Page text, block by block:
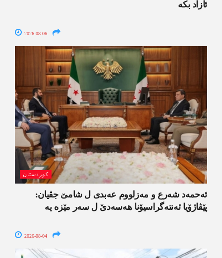
ئازاد بکە
2026-08-06
کوردستان
ئەحمەد شەرع و مەزلووم عەبدی ل شامێ جڤیان:
پێڤاژۆیا ئەنتەگراسیۆنا ھەسەدێ ل سەر مێزە یە
2026-08-04